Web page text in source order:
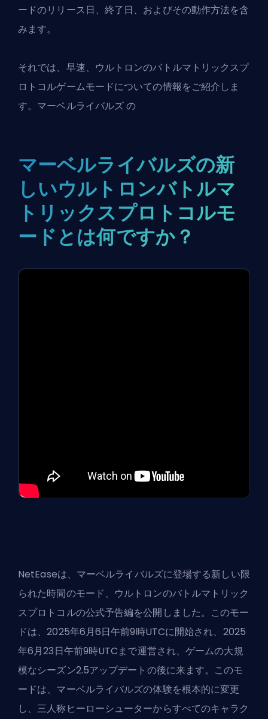
ードのリリース日、終了日、およびその動作方法を含
みます。
それでは、早速、ウルトロンのバトルマトリックスプ
ロトコルゲームモードについての情報をご紹介しま
す。 マーベルライバルズの
マーベルライバルズの新
しいウルトロンバトルマ
トリックスプロトコルモ
ードとは何ですか？
NetEaseは、マーベルライバルズに登場する新しい限
られた時間のモード、ウルトロンのバトルマトリック
スプロトコルの公式予告編を公開しました。このモー
ドは、2025年6月6日午前9時UTCに開始され、2025
年6月23日午前9時UTCまで運営され、ゲームの大規
模なシーズン2.5アップデートの後に来ます。このモ
ードは、マーベルライバルズの体験を根本的に変更
し、三人称ヒーローシューターからすべてのキャラク